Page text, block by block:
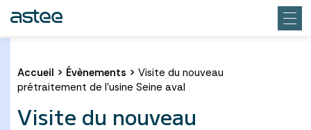
Accueil > Évènements > Visite du nouveau
prétraitement de l’usine Seine aval
Visite du nouveau